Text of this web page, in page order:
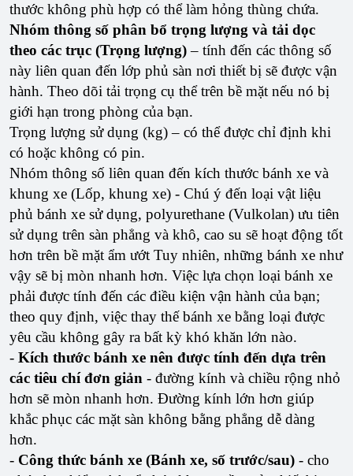
thước không phù hợp có thể làm hỏng thùng chứa.
Nhóm thông số phân bổ trọng lượng và tải dọc
theo các trục (Trọng lượng)– tính đến các thông số
này liên quan đến lớp phủ sàn nơi thiết bị sẽ được vận
hành. Theo dõi tải trọng cụ thể trên bề mặt nếu nó bị
giới hạn trong phòng của bạn.
Trọng lượng sử dụng (kg) – có thể được chỉ định khi
có hoặc không có pin.
Nhóm thông số liên quan đến kích thước bánh xe và
khung xe (Lốp, khung xe) - Chú ý đến loại vật liệu
phủ bánh xe sử dụng, polyurethane (Vulkolan) ưu tiên
sử dụng trên sàn phẳng và khô, cao su sẽ hoạt động tốt
hơn trên bề mặt ẩm ướt Tuy nhiên, những bánh xe như
vậy sẽ bị mòn nhanh hơn. Việc lựa chọn loại bánh xe
phải được tính đến các điều kiện vận hành của bạn;
theo quy định, việc thay thế bánh xe bằng loại được
yêu cầu không gây ra bất kỳ khó khăn lớn nào.
- Kích thước bánh xe nên được tính đến dựa trên
các tiêu chí đơn giản - đường kính và chiều rộng nhỏ
hơn sẽ mòn nhanh hơn. Đường kính lớn hơn giúp
khắc phục các mặt sàn không bằng phẳng dễ dàng
hơn.
- Công thức bánh xe (Bánh xe, số trước/sau) - cho